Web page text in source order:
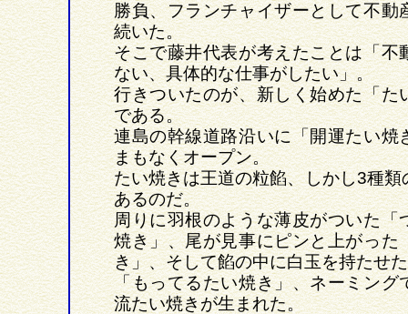
勝負、フランチャイザーとして不動
続いた。
そこで藤井代表が考えたことは「不
ない、具体的な仕事がしたい」。
行きついたのが、新しく始めた「た
である。
連島の幹線道路沿いに「開運たい焼
まもなくオープン。
たい焼きは王道の粒餡、しかし3種類
あるのだ。
周りに羽根のような薄皮がついた「
焼き」、尾が見事にピンと上がった
き」、そして餡の中に白玉を持たせた
「もってるたい焼き」、ネーミング
流たい焼きが生まれた。